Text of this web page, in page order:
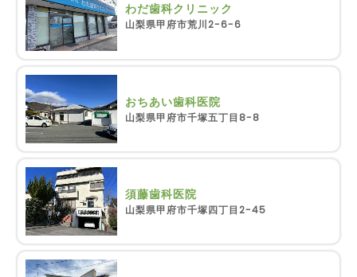
わだ歯科クリニック
山梨県甲府市荒川2-6-6
おちあい歯科医院
山梨県甲府市千塚五丁目8-8
須藤歯科医院
山梨県甲府市千塚四丁目2-45